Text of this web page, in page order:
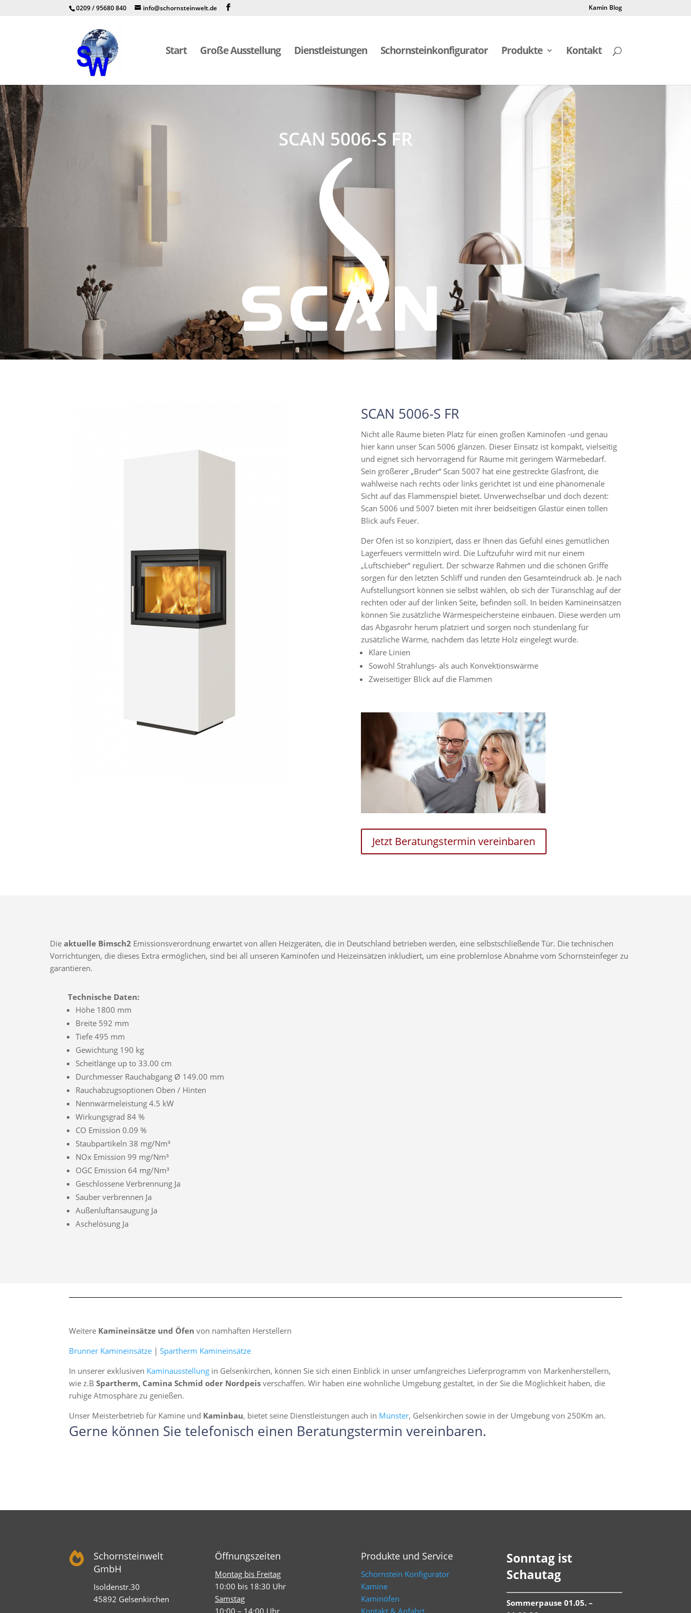
0209 / 95680 840 info@schornsteinwelt.de Kamin Blog
Start Große Ausstellung Dienstleistungen Schornsteinkonfigurator Produkte Kontakt
SCAN 5006-S FR
SCAN 5006-S FR
Nicht alle Räume bieten Platz für einen großen Kaminofen -und genau
hier kann unser Scan 5006 glänzen. Dieser Einsatz ist kompakt, vielseitig
und eignet sich hervorragend für Räume mit geringem Wärmebedarf.
Sein größerer „Bruder“ Scan 5007 hat eine gestreckte Glasfront, die
wahlweise nach rechts oder links gerichtet ist und eine phänomenale
Sicht auf das Flammenspiel bietet. Unverwechselbar und doch dezent:
Scan 5006 und 5007 bieten mit ihrer beidseitigen Glastür einen tollen
Blick aufs Feuer.
Der Ofen ist so konzipiert, dass er Ihnen das Gefühl eines gemütlichen
Lagerfeuers vermitteln wird. Die Luftzufuhr wird mit nur einem
„Luftschieber“ reguliert. Der schwarze Rahmen und die schönen Griffe
sorgen für den letzten Schliff und runden den Gesamteindruck ab. Je nach
Aufstellungsort können sie selbst wählen, ob sich der Türanschlag auf der
rechten oder auf der linken Seite, befinden soll. In beiden Kamineinsätzen
können Sie zusätzliche Wärmespeichersteine einbauen. Diese werden um
das Abgasrohr herum platziert und sorgen noch stundenlang für
zusätzliche Wärme, nachdem das letzte Holz eingelegt wurde.
Klare Linien
Sowohl Strahlungs- als auch Konvektionswärme
Zweiseitiger Blick auf die Flammen
Jetzt Beratungstermin vereinbaren
Die aktuelle Bimsch2 Emissionsverordnung erwartet von allen Heizgeräten, die in Deutschland betrieben werden, eine selbstschließende Tür. Die technischen
Vorrichtungen, die dieses Extra ermöglichen, sind bei all unseren Kaminöfen und Heizeinsätzen inkludiert, um eine problemlose Abnahme vom Schornsteinfeger zu
garantieren.
Technische Daten:
Höhe 1800 mm
Breite 592 mm
Tiefe 495 mm
Gewichtung 190 kg
Scheitlänge up to 33.00 cm
Durchmesser Rauchabgang Ø 149.00 mm
Rauchabzugsoptionen Oben / Hinten
Nennwärmeleistung 4.5 kW
Wirkungsgrad 84 %
CO Emission 0.09 %
Staubpartikeln 38 mg/Nm³
NOx Emission 99 mg/Nm³
OGC Emission 64 mg/Nm³
Geschlossene Verbrennung Ja
Sauber verbrennen Ja
Außenluftansaugung Ja
Aschelösung Ja
Weitere Kamineinsätze und Öfen von namhaften Herstellern
Brunner Kamineinsätze |Spartherm Kamineinsätze
In unserer exklusiven Kaminausstellung in Gelsenkirchen, können Sie sich einen Einblick in unser umfangreiches Lieferprogramm von Markenherstellern,
wie z.BSpartherm, Camina Schmid oder Nordpeis verschaffen. Wir haben eine wohnliche Umgebung gestaltet, in der Sie die Möglichkeit haben, die
ruhige Atmosphäre zu genießen.
Unser Meisterbetrieb für Kamine und Kaminbau, bietet seine Dienstleistungen auch in Münster, Gelsenkirchen sowie in der Umgebung von 250Km an.
Gerne können Sie telefonisch einen Beratungstermin vereinbaren.

Schornsteinwelt
GmbH
Isoldenstr.30
45892 Gelsenkirchen
Öffnungszeiten
Montag bis Freitag
10:00 bis 18:30 Uhr
Samstag
Produkte und Service
Schornstein Konfigurator
Kamine
Kaminöfen
Sonntag ist
Schautag
Sommerpause 01.05. –